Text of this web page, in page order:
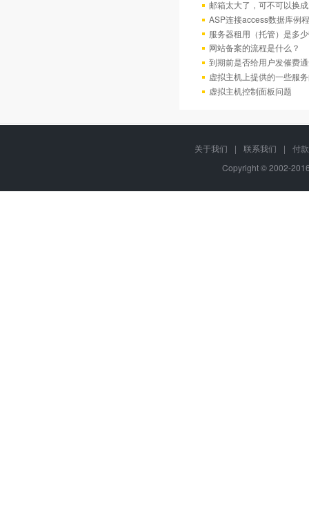
邮箱太大了，可不可以换
ASP连接access数据库例程
服务器租用（托管）是多
网站备案的流程是什么？
到期前是否给用户发催费
虚拟主机上提供的一些服
虚拟主机控制面板问题
关于我们 | 联系我们 |
付
Copyright © 2002-